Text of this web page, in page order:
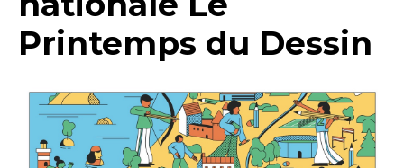
Printemps du Dessin